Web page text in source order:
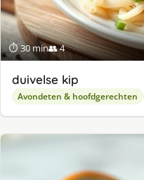
⏱ 30 min👥 4
duivelse kip
Avondeten & hoofdgerechten